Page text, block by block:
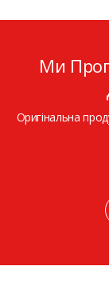
Ми
Оригінальна